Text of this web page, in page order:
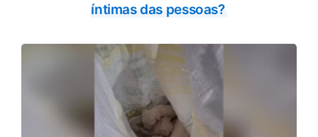
íntimas das pessoas?